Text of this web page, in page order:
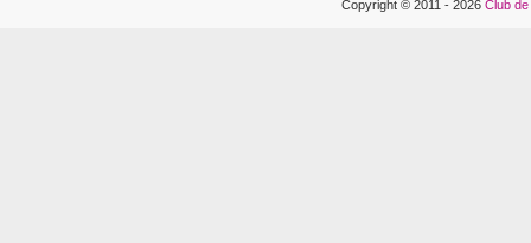
Copyright © 2011 - 2026 Club